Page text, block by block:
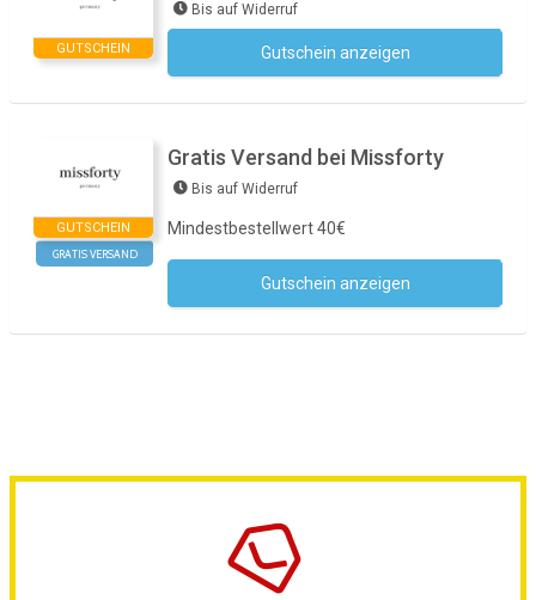
GUTSCHEIN
Bis auf Widerruf
Gutschein anzeigen
GUTSCHEIN
GRATIS VERSAND
Gratis Versand bei Missforty
Bis auf Widerruf
Mindestbestellwert 40€
Gutschein anzeigen